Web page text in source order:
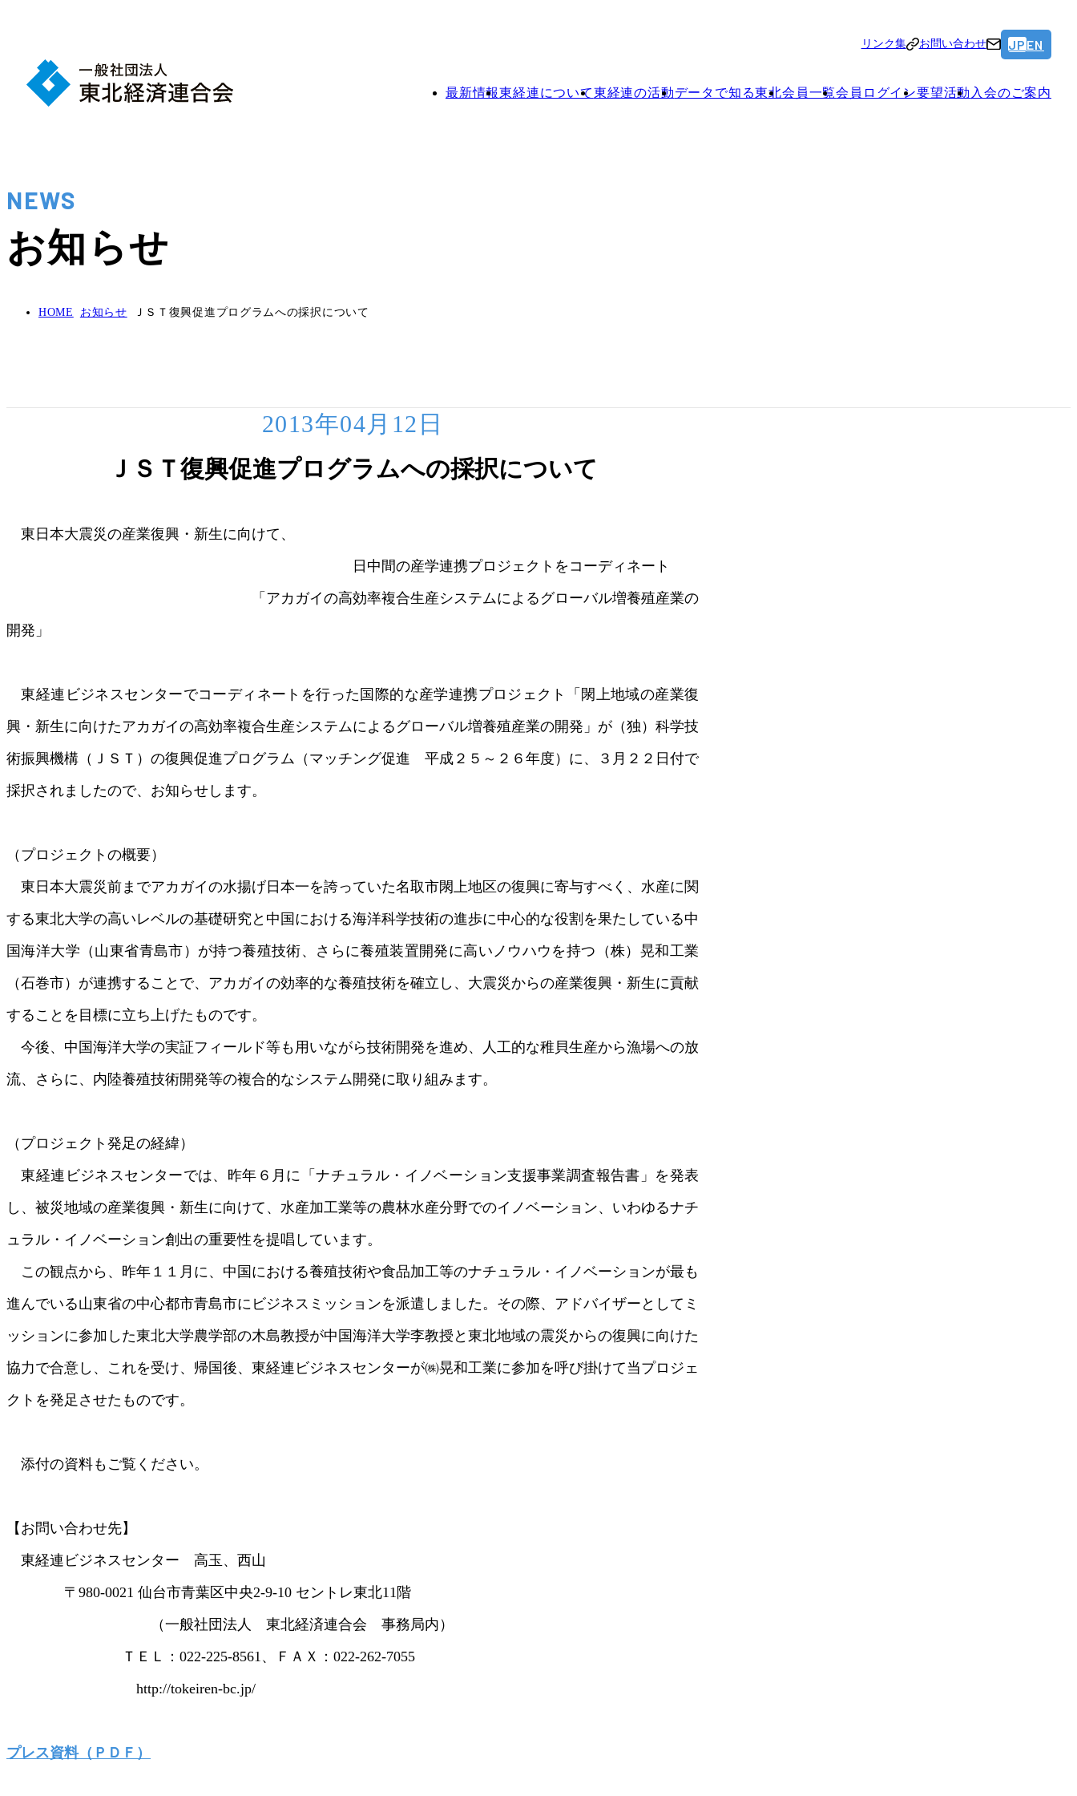
リンク集 お問い合わせ JP EN
最新情報東経連について東経連の活動データで知る東北会員一覧会員ログイン要望活動 入会のご案内
NEWS
お知らせ
HOME お知らせ ＪＳＴ復興促進プログラムへの採択について
2013年04月12日
ＪＳＴ復興促進プログラムへの採択について
東日本大震災の産業復興・新生に向けて、
日中間の産学連携プロジェクトをコーディネート
「アカガイの高効率複合生産システムによるグローバル増養殖産業の
開発」
東経連ビジネスセンターでコーディネートを行った国際的な産学連携プロジェクト「閖上地域の産業復
興・新生に向けたアカガイの高効率複合生産システムによるグローバル増養殖産業の開発」が（独）科学技
術振興機構（ＪＳＴ）の復興促進プログラム（マッチング促進 平成２５～２６年度）に、３月２２日付で
採択されましたので、お知らせします。
（プロジェクトの概要）
東日本大震災前までアカガイの水揚げ日本一を誇っていた名取市閖上地区の復興に寄与すべく、水産に関
する東北大学の高いレベルの基礎研究と中国における海洋科学技術の進歩に中心的な役割を果たしている中
国海洋大学（山東省青島市）が持つ養殖技術、さらに養殖装置開発に高いノウハウを持つ（株）晃和工業
（石巻市）が連携することで、アカガイの効率的な養殖技術を確立し、大震災からの産業復興・新生に貢献
することを目標に立ち上げたものです。
今後、中国海洋大学の実証フィールド等も用いながら技術開発を進め、人工的な稚貝生産から漁場への放
流、さらに、内陸養殖技術開発等の複合的なシステム開発に取り組みます。
（プロジェクト発足の経緯）
東経連ビジネスセンターでは、昨年６月に「ナチュラル・イノベーション支援事業調査報告書」を発表
し、被災地域の産業復興・新生に向けて、水産加工業等の農林水産分野でのイノベーション、いわゆるナチ
ュラル・イノベーション創出の重要性を提唱しています。
この観点から、昨年１１月に、中国における養殖技術や食品加工等のナチュラル・イノベーションが最も
進んでいる山東省の中心都市青島市にビジネスミッションを派遣しました。その際、アドバイザーとしてミ
ッションに参加した東北大学農学部の木島教授が中国海洋大学李教授と東北地域の震災からの復興に向けた
協力で合意し、これを受け、帰国後、東経連ビジネスセンターが㈱晃和工業に参加を呼び掛けて当プロジェ
クトを発足させたものです。
添付の資料もご覧ください。
【お問い合わせ先】
東経連ビジネスセンター 高玉、西山
〒980-0021 仙台市青葉区中央2-9-10 セントレ東北11階
（一般社団法人 東北経済連合会 事務局内）
ＴＥＬ：022-225-8561、ＦＡＸ：022-262-7055
http://tokeiren-bc.jp/
プレス資料（ＰＤＦ）